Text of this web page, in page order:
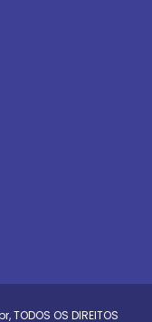
, TODOS OS DIREITOS